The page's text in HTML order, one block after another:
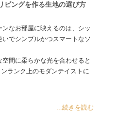
ビングを作る生地の選び方
ンなお部屋に映えるのは、シッ
いでシンプルかつスマートなソ
空間に柔らかな光を合わせると
ランク上のモダンテイストに
...続きを読む